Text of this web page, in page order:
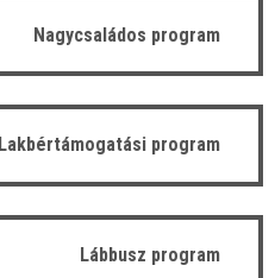
Nagycsaládos program
Lakbértámogatási program
Lábbusz program